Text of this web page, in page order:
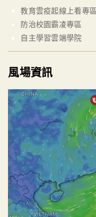
教育雲疫起線上看專區
防治校園霸凌專區
自主學習雲端學院
風場資訊